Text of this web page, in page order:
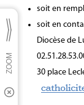
soit en
soit en
Diocèse de
30 place